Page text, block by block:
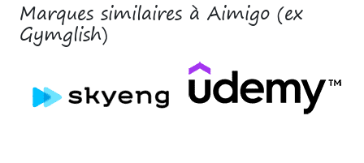
Marques similaires à Aimigo (ex
Gymglish)